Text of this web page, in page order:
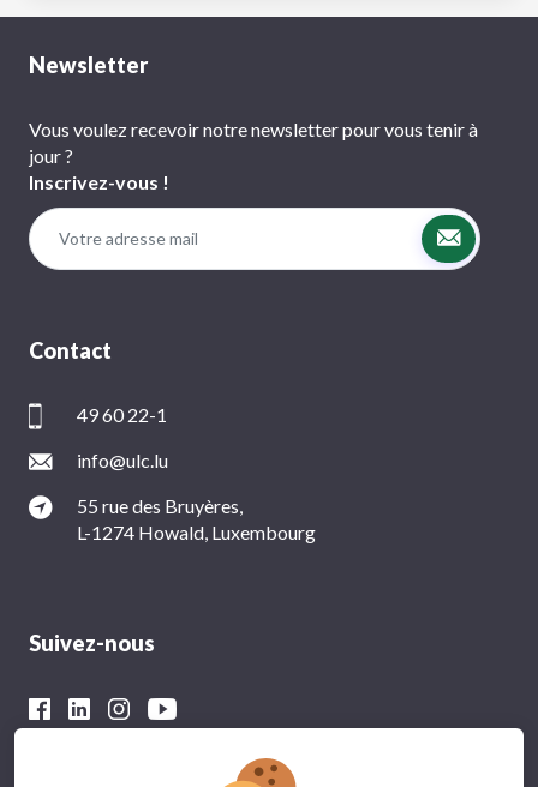
Newsletter
Vous voulez recevoir notre newsletter pour vous tenir à
jour ?
Inscrivez-vous !
Contact
49 60 22-1
info@ulc.lu
55 rue des Bruyères,
L-1274 Howald, Luxembourg
Suivez-nous
Avec le soutien financier du